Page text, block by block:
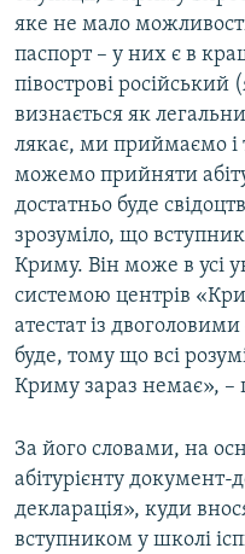
яке не мало
паспорт – у них є в
півострові
визнається як
лякає, ми приймаємо і
можемо прийняти
достатньо буде
зрозуміло, що
Криму. Він може в усі
системою центрів
атестат із
буде, тому що всі
Криму зараз немає», –
За його словами, на
абітурієнту документ-
декларація», куди
вступником у школі